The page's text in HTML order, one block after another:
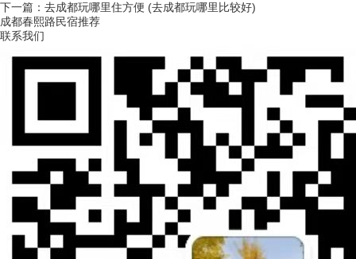
下一篇：去成都玩哪里住方便 (去成都玩哪里比较好)
成都春熙路民宿推荐
联系我们